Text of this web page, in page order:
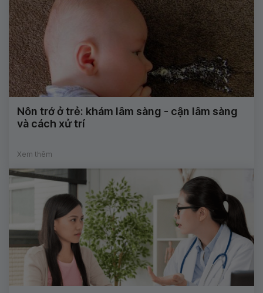
Nôn trớ ở trẻ: khám lâm sàng - cận lâm sàng
và cách xử trí
Xem thêm